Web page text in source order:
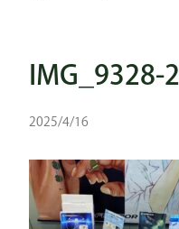
IMG_9328-2
2025/4/16